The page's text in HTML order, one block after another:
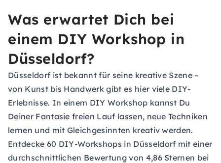
Was erwartet Dich bei
einem DIY Workshop in
Düsseldorf?
Düsseldorf ist bekannt für seine kreative Szene –
von Kunst bis Handwerk gibt es hier viele DIY-
Erlebnisse. In einem DIY Workshop kannst Du
Deiner Fantasie freien Lauf lassen, neue Techniken
lernen und mit Gleichgesinnten kreativ werden.
Entdecke 60 DIY-Workshops in Düsseldorf mit einer
durchschnittlichen Bewertung von 4,86 Sternen bei